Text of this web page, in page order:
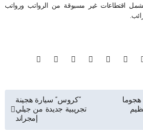
اقتطاعات غير مسبوقة من الرواتب ورواتب
هجوما
“كروس” سيارة هجينة
تجريبية جديدة من جيلي
إمجراند